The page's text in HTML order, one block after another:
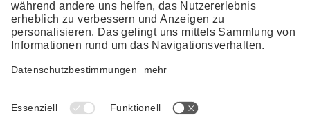
JETZT ANMELDEN
WETTER
SHOP